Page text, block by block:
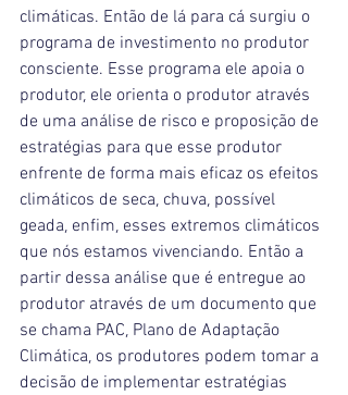
climáticas. Então de lá para cá surgiu o
programa de investimento no produtor
consciente. Esse programa ele apoia o
produtor, ele orienta o produtor através
de uma análise de risco e proposição de
estratégias para que esse produtor
enfrente de forma mais eficaz os efeitos
climáticos de seca, chuva, possível
geada, enfim, esses extremos climáticos
que nós estamos vivenciando. Então a
partir dessa análise que é entregue ao
produtor através de um documento que
se chama PAC, Plano de Adaptação
Climática, os produtores podem tomar a
decisão de implementar estratégias